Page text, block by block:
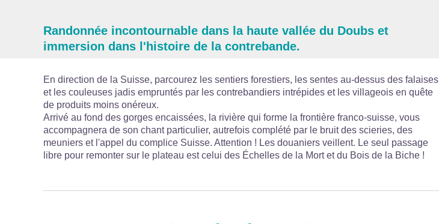
Randonnée incontournable dans la haute vallée du Doubs et
immersion dans l'histoire de la contrebande.
En direction de la Suisse, parcourez les sentiers forestiers, les sentes au-dessus des falaises
et les couleuses jadis empruntés par les contrebandiers intrépides et les villageois en quête
de produits moins onéreux.
Arrivé au fond des gorges encaissées, la rivière qui forme la frontière franco-suisse, vous
accompagnera de son chant particulier, autrefois complété par le bruit des scieries, des
meuniers et l'appel du complice Suisse. Attention ! Les douaniers veillent. Le seul passage
libre pour remonter sur le plateau est celui des Échelles de la Mort et du Bois de la Biche !